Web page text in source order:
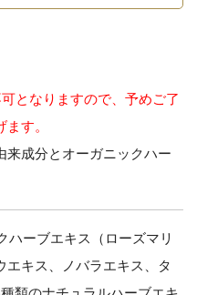
となりますので、予めご了
す。
来成分とオーガニックハー
ハーブエキス（ローズマリ
エキス、ノバラエキス、タ